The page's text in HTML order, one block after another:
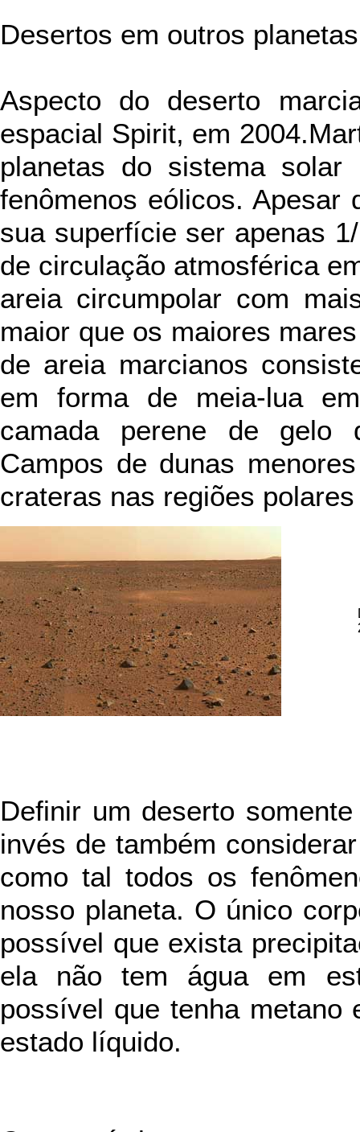
Desertos em outros planetas
Aspecto do deserto
espacial Spirit, em
planetas do sistema
fenômenos eólicos. Apesar
sua superfície ser apenas
de circulação atmosférica
areia circumpolar com
maior que os maiores
de areia marcianos
em forma de meia-lua
camada perene de gelo
Campos de dunas
crateras nas regiões
Definir um deserto
invés de também
como tal todos os
nosso planeta. O único
possível que exista
ela não tem água em
possível que tenha metano
estado líquido.